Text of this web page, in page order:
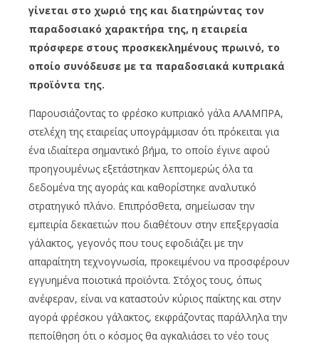
γίνεται στο χωριό της και διατηρώντας τον
παραδοσιακό χαρακτήρα της, η εταιρεία
πρόσφερε στους προσκεκλημένους πρωινό, το
οποίο συνόδευσε με τα παραδοσιακά κυπριακά
προϊόντα της.
Παρουσιάζοντας το φρέσκο κυπριακό γάλα ΑΛΑΜΠΡΑ,
στελέχη της εταιρείας υπογράμμισαν ότι πρόκειται για
ένα ιδιαίτερα σημαντικό βήμα, το οποίο έγινε αφού
προηγουμένως εξετάστηκαν λεπτομερώς όλα τα
δεδομένα της αγοράς και καθορίστηκε αναλυτικό
στρατηγικό πλάνο. Επιπρόσθετα, σημείωσαν την
εμπειρία δεκαετιών που διαθέτουν στην επεξεργασία
γάλακτος, γεγονός που τους εφοδιάζει με την
απαραίτητη τεχνογνωσία, προκειμένου να προσφέρουν
εγγυημένα ποιοτικά προϊόντα. Στόχος τους, όπως
ανέφεραν, είναι να καταστούν κύριος παίκτης και στην
αγορά φρέσκου γάλακτος, εκφράζοντας παράλληλα την
πεποίθηση ότι ο κόσμος θα αγκαλιάσει το νέο τους